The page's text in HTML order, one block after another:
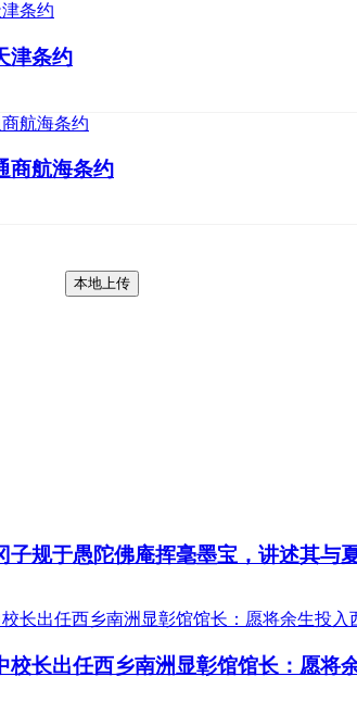
津条约
商航海条约
本地上传
子规于愚陀佛庵挥毫墨宝，讲述其与
校长出任西乡南洲显彰馆馆长：愿将